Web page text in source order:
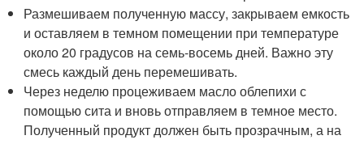
Размешиваем полученную массу, закрываем емкость
и оставляем в темном помещении при температуре
около 20 градусов на семь-восемь дней. Важно эту
смесь каждый день перемешивать.
Через неделю процеживаем масло облепихи с
помощью сита и вновь отправляем в темное место.
Полученный продукт должен быть прозрачным, а на